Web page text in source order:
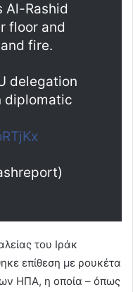
Al-Rashid
floor and
fire.
delegation
diplomatic
του Ιράκ
επίθεση με ρουκέτα
ΗΠΑ, η οποία – όπως